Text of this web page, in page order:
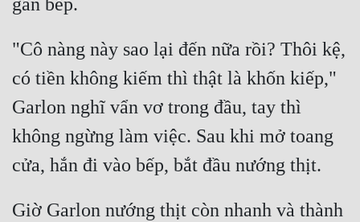
Đồng Nhân
Cẩu Đạo Trường Sinh
Ngự Thú
Truyện Nam
Truyện Nữ
Vô Địch Lưu
"Cô nàng này sao lại đến nữa rồi? Thôi kệ,
có tiền không kiếm thì thật là khốn kiếp,"
Garlon nghĩ vẩn vơ trong đầu, tay thì
không ngừng làm việc. Sau khi mở toang
Giờ Garlon nướng thịt còn nhanh và thành